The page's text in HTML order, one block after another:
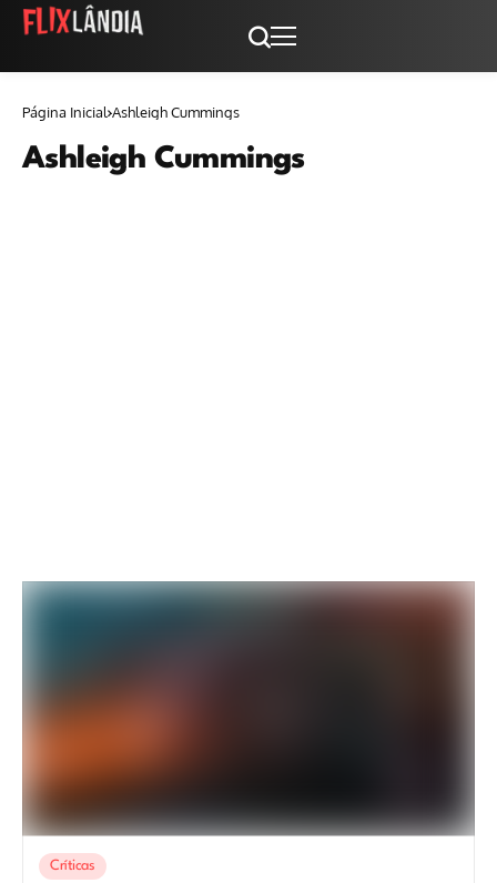
Página Inicial Ashleigh Cummings
Ashleigh Cummings
Críticas